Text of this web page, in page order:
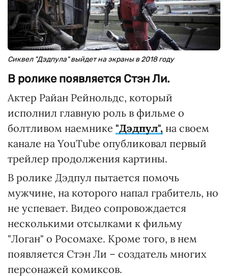
Сиквел "Дэдпула" выйдет на экраны в 2018 году
В ролике появляется Стэн Ли.
Актер Райан Рейнольдс, который
исполнил главную роль в фильме о
болтливом наемнике "Дэдпул", на своем
канале на YouTube опубликовал первый
трейлер продолжения картины.
В ролике Дэдпул пытается помочь
мужчине, на которого напал грабитель, но
не успевает. Видео сопровождается
несколькими отсылками к фильму
"Логан" о Росомахе. Кроме того, в нем
появляется Стэн Ли – создатель многих
персонажей комиксов.